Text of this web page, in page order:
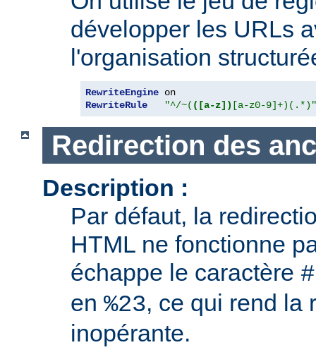
développer les URLs
l'organisation
RewriteEngine
RewriteRule
"^/~( ([a-z]) [a-z0-9]+)(.*)"
Redirection des
Description :
Par défaut, la
HTML ne fonctionne
échappe le caractère #
en %23, ce qui rend la
inopérante.